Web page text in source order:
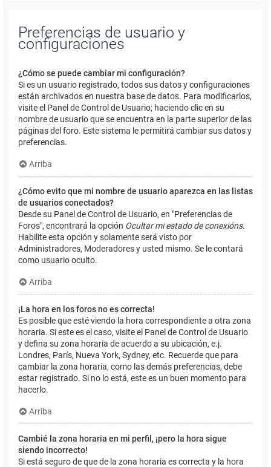
Preferencias de usuario y
configuraciones
¿Cómo se puede cambiar mi configuración?
Si es un usuario registrado, todos sus datos y configuraciones
están archivados en nuestra base de datos. Para modificarlos,
visite el Panel de Control de Usuario; haciendo clic en su
nombre de usuario que se encuentra en la parte superior de las
páginas del foro. Este sistema le permitirá cambiar sus datos y
preferencias.
Arriba
¿Cómo evito que mi nombre de usuario aparezca en las listas
de usuarios conectados?
Desde su Panel de Control de Usuario, en "Preferencias de
Foros", encontrará la opción Ocultar mi estado de conexións.
Habilite esta opción y solamente será visto por
Administradores, Moderadores y usted mismo. Se le contará
como usuario oculto.
Arriba
¡La hora en los foros no es correcta!
Es posible que esté viendo la hora correspondiente a otra zona
horaria. Si este es el caso, visite el Panel de Control de Usuario
y defina su zona horaria de acuerdo a su ubicación, e.j.
Londres, París, Nueva York, Sydney, etc. Recuerde que para
cambiar la zona horaria, como las demás preferencias, debe
estar registrado. Si no lo está, este es un buen momento para
hacerlo.
Arriba
Cambié la zona horaria en mi perfil, ¡pero la hora sigue
siendo incorrecto!
Si está seguro de que de la zona horaria es correcta y la hora